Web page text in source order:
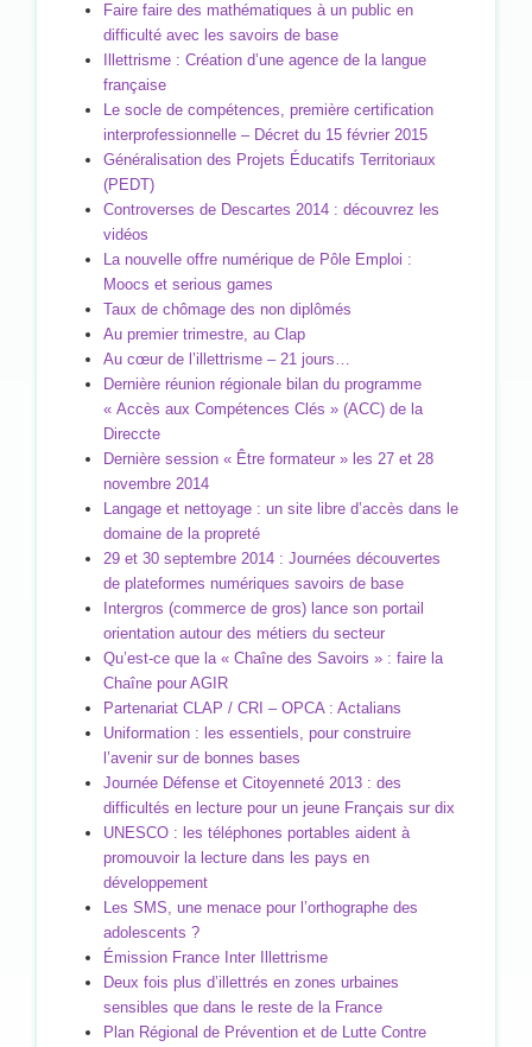
Faire faire des mathématiques à un public en
difficulté avec les savoirs de base
Illettrisme : Création d’une agence de la langue
française
Le socle de compétences, première certification
interprofessionnelle – Décret du 15 février 2015
Généralisation des Projets Éducatifs Territoriaux
(PEDT)
Controverses de Descartes 2014 : découvrez les
vidéos
La nouvelle offre numérique de Pôle Emploi :
Moocs et serious games
Taux de chômage des non diplômés
Au premier trimestre, au Clap
Au cœur de l’illettrisme – 21 jours…
Dernière réunion régionale bilan du programme
« Accès aux Compétences Clés » (ACC) de la
Direccte
Dernière session « Être formateur » les 27 et 28
novembre 2014
Langage et nettoyage : un site libre d’accès dans le
domaine de la propreté
29 et 30 septembre 2014 : Journées découvertes
de plateformes numériques savoirs de base
Intergros (commerce de gros) lance son portail
orientation autour des métiers du secteur
Qu’est-ce que la « Chaîne des Savoirs » : faire la
Chaîne pour AGIR
Partenariat CLAP / CRI – OPCA : Actalians
Uniformation : les essentiels, pour construire
l’avenir sur de bonnes bases
Journée Défense et Citoyenneté 2013 : des
difficultés en lecture pour un jeune Français sur dix
UNESCO : les téléphones portables aident à
promouvoir la lecture dans les pays en
développement
Les SMS, une menace pour l’orthographe des
adolescents ?
Émission France Inter Illettrisme
Deux fois plus d’illettrés en zones urbaines
sensibles que dans le reste de la France
Plan Régional de Prévention et de Lutte Contre